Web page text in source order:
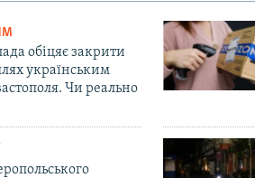
обіцяє закрити
українським
Чи реально